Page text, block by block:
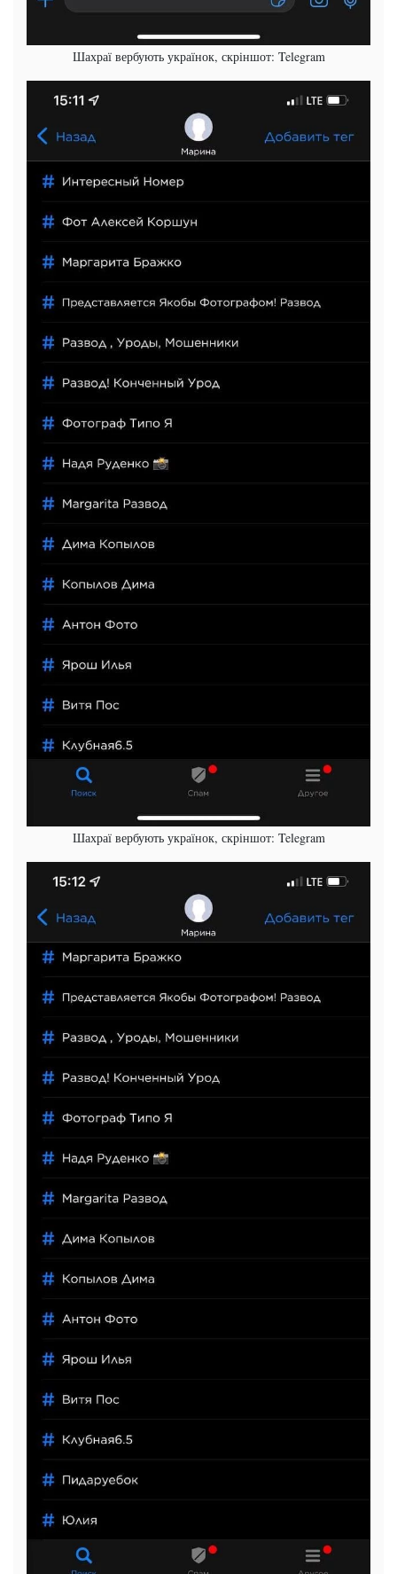
Шахраї вербують українок, скріншот: Telegram
Шахраї вербують українок, скріншот: Telegram